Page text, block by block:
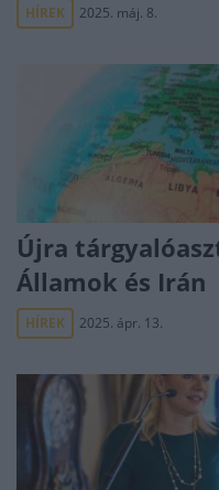
HÍREK 2025. máj. 8.
Újra
Államok és Irán
HÍREK 2025. ápr. 13.